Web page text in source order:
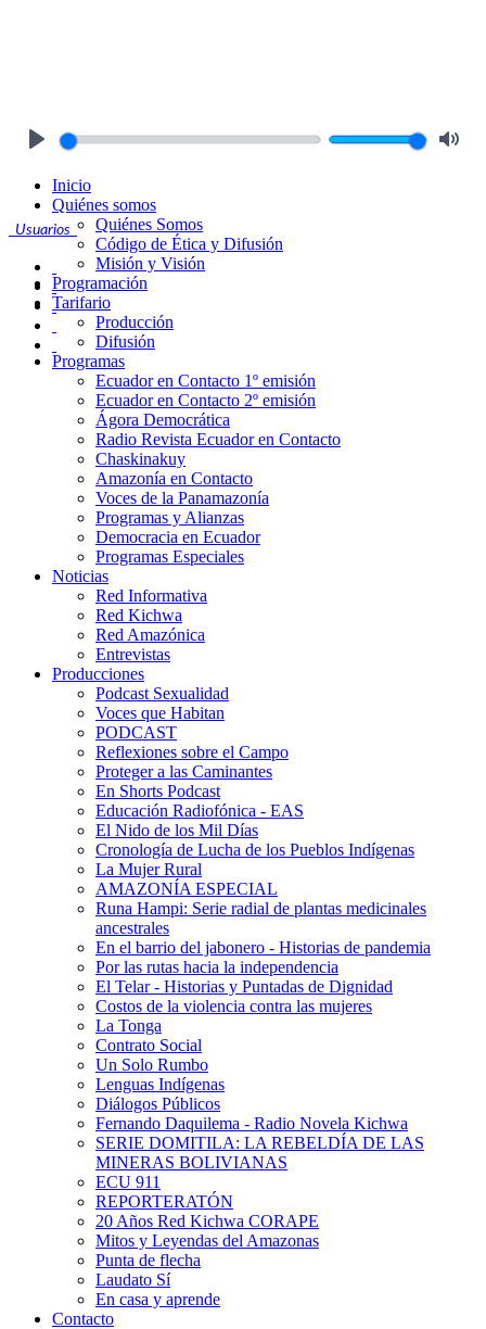
Usuarios
Inicio
Quiénes somos
Quiénes Somos
Código de Ética y Difusión
Misión y Visión
Programación
Tarifario
Producción
Difusión
Programas
Ecuador en Contacto 1º emisión
Ecuador en Contacto 2º emisión
Ágora Democrática
Radio Revista Ecuador en Contacto
Chaskinakuy
Amazonía en Contacto
Voces de la Panamazonía
Programas y Alianzas
Democracia en Ecuador
Programas Especiales
Noticias
Red Informativa
Red Kichwa
Red Amazónica
Entrevistas
Producciones
Podcast Sexualidad
Voces que Habitan
PODCAST
Reflexiones sobre el Campo
Proteger a las Caminantes
En Shorts Podcast
Educación Radiofónica - EAS
El Nido de los Mil Días
Cronología de Lucha de los Pueblos Indígenas
La Mujer Rural
AMAZONÍA ESPECIAL
Runa Hampi: Serie radial de plantas medicinales
ancestrales
En el barrio del jabonero - Historias de pandemia
Por las rutas hacia la independencia
El Telar - Historias y Puntadas de Dignidad
Costos de la violencia contra las mujeres
La Tonga
Contrato Social
Un Solo Rumbo
Lenguas Indígenas
Diálogos Públicos
Fernando Daquilema - Radio Novela Kichwa
SERIE DOMITILA: LA REBELDÍA DE LAS
MINERAS BOLIVIANAS
ECU 911
REPORTERATÓN
20 Años Red Kichwa CORAPE
Mitos y Leyendas del Amazonas
Punta de flecha
Laudato Sí
En casa y aprende
Contacto